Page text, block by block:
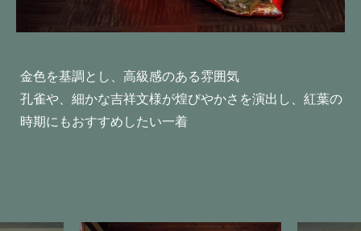
金色を基調とし、高級感のある雰囲気
孔雀や、細かな吉祥文様が煌びやかさを演出し、紅葉の
時期にもおすすめしたい一着